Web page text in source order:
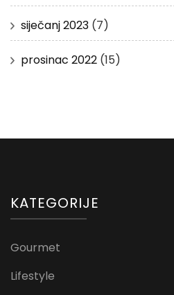
siječanj 2023 (7)
prosinac 2022 (15)
KATEGORIJE
Gourmet
Lifestyle